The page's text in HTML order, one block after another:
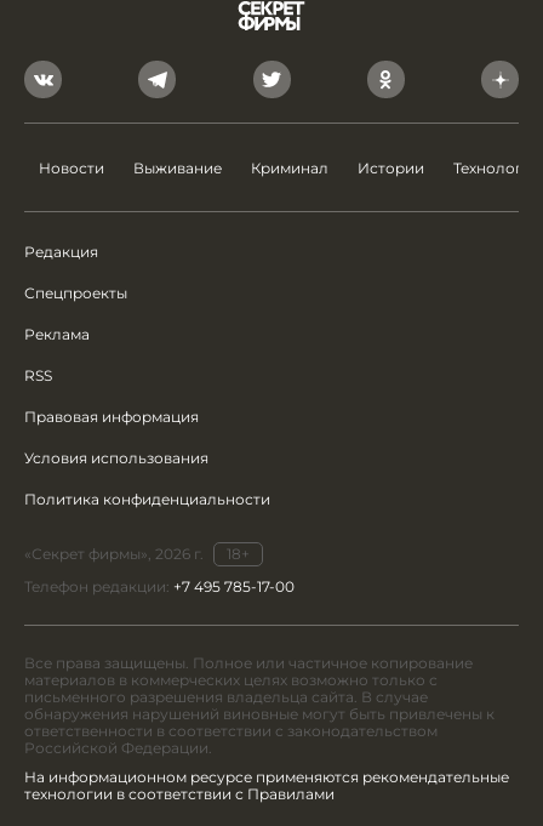
Новости Выживание Криминал Истории Технологии
Редакция
Спецпроекты
Реклама
RSS
Правовая информация
Условия использования
Политика конфиденциальности
«Секрет фирмы», 2026 г.
18+
Телефон редакции: +7 495 785-17-00
Все права защищены. Полное или частичное копирование
материалов в коммерческих целях возможно только с
письменного разрешения владельца сайта. В случае
обнаружения нарушений виновные могут быть привлечены к
ответственности в соответствии с законодательством
Российской Федерации.
На информационном ресурсе применяются рекомендательные
технологии в соответствии с Правилами